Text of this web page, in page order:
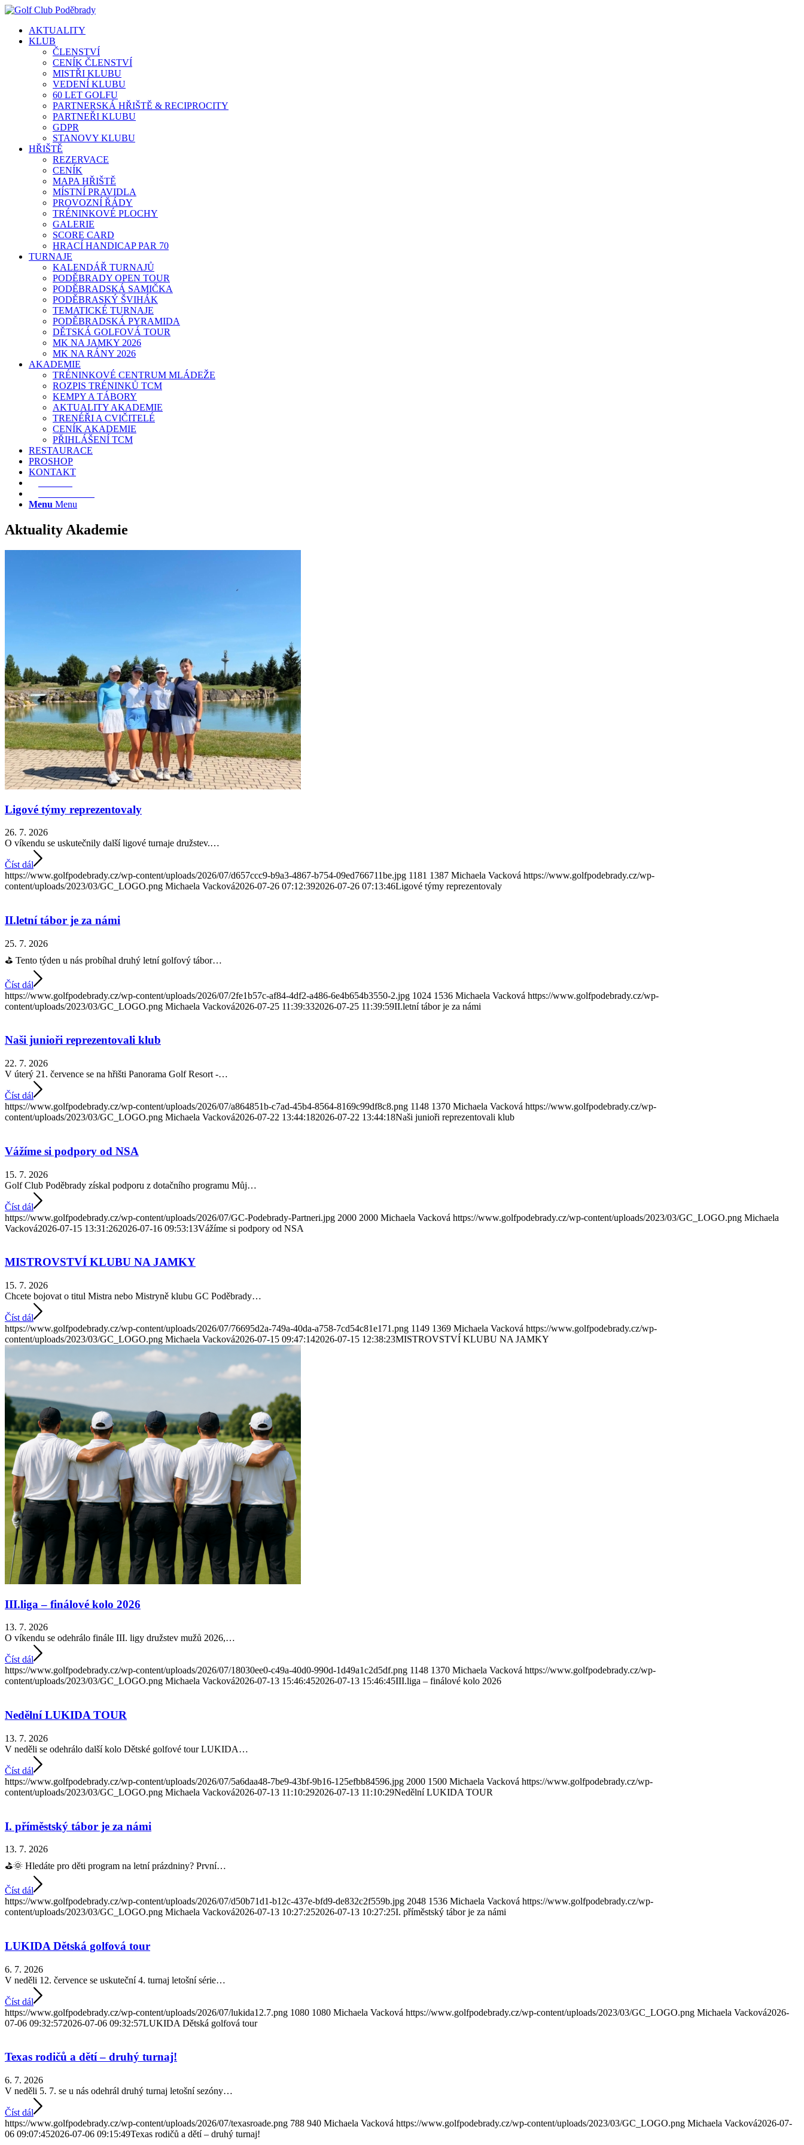
AKTUALITY
KLUB
ČLENSTVÍ
CENÍK ČLENSTVÍ
MISTŘI KLUBU
VEDENÍ KLUBU
60 LET GOLFU
PARTNERSKÁ HŘIŠTĚ & RECIPROCITY
PARTNEŘI KLUBU
GDPR
STANOVY KLUBU
HŘIŠTĚ
REZERVACE
CENÍK
MAPA HŘIŠTĚ
MÍSTNÍ PRAVIDLA
PROVOZNÍ ŘÁDY
TRÉNINKOVÉ PLOCHY
GALERIE
SCORE CARD
HRACÍ HANDICAP PAR 70
TURNAJE
KALENDÁŘ TURNAJŮ
PODĚBRADY OPEN TOUR
PODĚBRADSKÁ SAMIČKA
PODĚBRASKÝ ŠVIHÁK
TEMATICKÉ TURNAJE
PODĚBRADSKÁ PYRAMIDA
DĚTSKÁ GOLFOVÁ TOUR
MK NA JAMKY 2026
MK NA RÁNY 2026
AKADEMIE
TRÉNINKOVÉ CENTRUM MLÁDEŽE
ROZPIS TRÉNINKŮ TCM
KEMPY A TÁBORY
AKTUALITY AKADEMIE
TRENÉŘI A CVIČITELÉ
CENÍK AKADEMIE
PŘIHLÁŠENÍ TCM
RESTAURACE
PROSHOP
KONTAKT
Menu Menu
Aktuality Akademie
Ligové týmy reprezentovaly
26. 7. 2026
O víkendu se uskutečnily další ligové turnaje družstev.…
Číst dál
https://www.golfpodebrady.cz/wp-content/uploads/2026/07/d657ccc9-b9a3-4867-b754-09ed766711be.jpg 1181 1387 Michaela Vacková https://www.golfpodebrady.cz/wp-
content/uploads/2023/03/GC_LOGO.png Michaela Vacková2026-07-26 07:12:392026-07-26 07:13:46Ligové týmy reprezentovaly
II.letní tábor je za námi
25. 7. 2026
⛳ Tento týden u nás probíhal druhý letní golfový tábor…
Číst dál
https://www.golfpodebrady.cz/wp-content/uploads/2026/07/2fe1b57c-af84-4df2-a486-6e4b654b3550-2.jpg 1024 1536 Michaela Vacková https://www.golfpodebrady.cz/wp-
content/uploads/2023/03/GC_LOGO.png Michaela Vacková2026-07-25 11:39:332026-07-25 11:39:59II.letní tábor je za námi
Naši junioři reprezentovali klub
22. 7. 2026
V úterý 21. července se na hřišti Panorama Golf Resort -…
Číst dál
https://www.golfpodebrady.cz/wp-content/uploads/2026/07/a864851b-c7ad-45b4-8564-8169c99df8c8.png 1148 1370 Michaela Vacková https://www.golfpodebrady.cz/wp-
content/uploads/2023/03/GC_LOGO.png Michaela Vacková2026-07-22 13:44:182026-07-22 13:44:18Naši junioři reprezentovali klub
Vážíme si podpory od NSA
15. 7. 2026
Golf Club Poděbrady získal podporu z dotačního programu Můj…
Číst dál
https://www.golfpodebrady.cz/wp-content/uploads/2026/07/GC-Podebrady-Partneri.jpg 2000 2000 Michaela Vacková https://www.golfpodebrady.cz/wp-content/uploads/2023/03/GC_LOGO.png Michaela
Vacková2026-07-15 13:31:262026-07-16 09:53:13Vážíme si podpory od NSA
MISTROVSTVÍ KLUBU NA JAMKY
15. 7. 2026
Chcete bojovat o titul Mistra nebo Mistryně klubu GC Poděbrady…
Číst dál
https://www.golfpodebrady.cz/wp-content/uploads/2026/07/76695d2a-749a-40da-a758-7cd54c81e171.png 1149 1369 Michaela Vacková https://www.golfpodebrady.cz/wp-
content/uploads/2023/03/GC_LOGO.png Michaela Vacková2026-07-15 09:47:142026-07-15 12:38:23MISTROVSTVÍ KLUBU NA JAMKY
III.liga – finálové kolo 2026
13. 7. 2026
O víkendu se odehrálo finále III. ligy družstev mužů 2026,…
Číst dál
https://www.golfpodebrady.cz/wp-content/uploads/2026/07/18030ee0-c49a-40d0-990d-1d49a1c2d5df.png 1148 1370 Michaela Vacková https://www.golfpodebrady.cz/wp-
content/uploads/2023/03/GC_LOGO.png Michaela Vacková2026-07-13 15:46:452026-07-13 15:46:45III.liga – finálové kolo 2026
Nedělní LUKIDA TOUR
13. 7. 2026
V neděli se odehrálo další kolo Dětské golfové tour LUKIDA…
Číst dál
https://www.golfpodebrady.cz/wp-content/uploads/2026/07/5a6daa48-7be9-43bf-9b16-125efbb84596.jpg 2000 1500 Michaela Vacková https://www.golfpodebrady.cz/wp-
content/uploads/2023/03/GC_LOGO.png Michaela Vacková2026-07-13 11:10:292026-07-13 11:10:29Nedělní LUKIDA TOUR
I. příměstský tábor je za námi
13. 7. 2026
⛳️🌞 Hledáte pro děti program na letní prázdniny? První…
Číst dál
https://www.golfpodebrady.cz/wp-content/uploads/2026/07/d50b71d1-b12c-437e-bfd9-de832c2f559b.jpg 2048 1536 Michaela Vacková https://www.golfpodebrady.cz/wp-
content/uploads/2023/03/GC_LOGO.png Michaela Vacková2026-07-13 10:27:252026-07-13 10:27:25I. příměstský tábor je za námi
LUKIDA Dětská golfová tour
6. 7. 2026
V neděli 12. července se uskuteční 4. turnaj letošní série…
Číst dál
https://www.golfpodebrady.cz/wp-content/uploads/2026/07/lukida12.7.png 1080 1080 Michaela Vacková https://www.golfpodebrady.cz/wp-content/uploads/2023/03/GC_LOGO.png Michaela Vacková2026-
07-06 09:32:572026-07-06 09:32:57LUKIDA Dětská golfová tour
Texas rodičů a dětí – druhý turnaj!
6. 7. 2026
V neděli 5. 7. se u nás odehrál druhý turnaj letošní sezóny…
Číst dál
https://www.golfpodebrady.cz/wp-content/uploads/2026/07/texasroade.png 788 940 Michaela Vacková https://www.golfpodebrady.cz/wp-content/uploads/2023/03/GC_LOGO.png Michaela Vacková2026-07-
06 09:07:452026-07-06 09:15:49Texas rodičů a dětí – druhý turnaj!